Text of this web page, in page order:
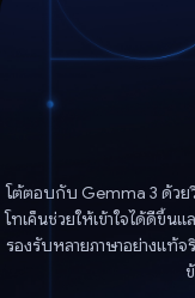
โต้ตอบกับ Gemma 3 ด้วย
โทเค็นช่วยให้เข้าใจได้ดีขึ้
รองรับหลายภาษาอย่างแท้จ